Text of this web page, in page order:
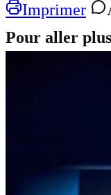
Imprimer
Pour aller